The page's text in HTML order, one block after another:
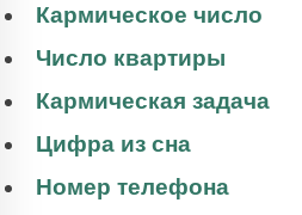
Кармическое число
Число квартиры
Кармическая задача
Цифра из сна
Номер телефона